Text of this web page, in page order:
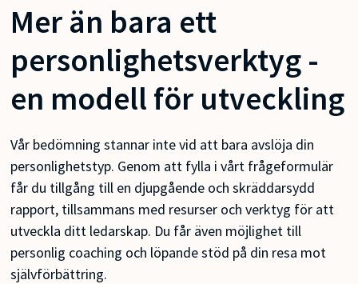
Mer än bara ett
personlighetsverktyg -
en modell för utveckling
Vår bedömning stannar inte vid att bara avslöja din
personlighetstyp. Genom att fylla i vårt frågeformulär
får du tillgång till en djupgående och skräddarsydd
rapport, tillsammans med resurser och verktyg för att
utveckla ditt ledarskap. Du får även möjlighet till
personlig coaching och löpande stöd på din resa mot
självförbättring.